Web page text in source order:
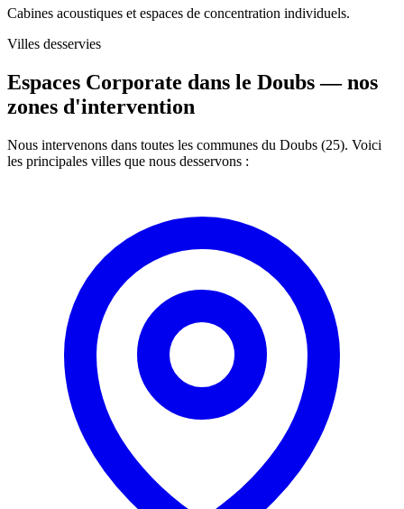
Cabines acoustiques et espaces de concentration individuels.
Villes desservies
Espaces Corporate dans le Doubs —nos
zones d'intervention
Nous intervenons dans toutes les communes du Doubs (25). Voici
les principales villes que nous desservons :